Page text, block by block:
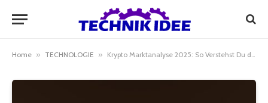
Home » TECHNOLOGIE » Krypto Marktanalyse 2025: So Verstehst Du den Kryptomarkt Richtig